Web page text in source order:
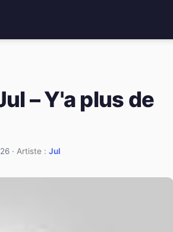
– Y'a plus de
· Artiste : Jul